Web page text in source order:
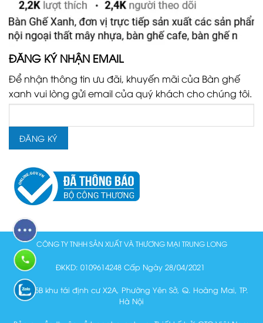
ĐĂNG KÝ NHẬN EMAIL
Để nhận thông tin ưu đãi, khuyến mãi của Bàn ghế
xanh vui lòng gửi email của quý khách cho chúng tôi.
CÔNG TY TNHH SẢN XUẤT VÀ THƯƠNG MẠI TRUNG LONG
ĐKKD: 0109614248 Cấp Ngày 28/04/2021
Lô N15B khu tái định cư X2A, Phường Yên Sở, Q. Hoàng Mai, TP.
Hà Nội